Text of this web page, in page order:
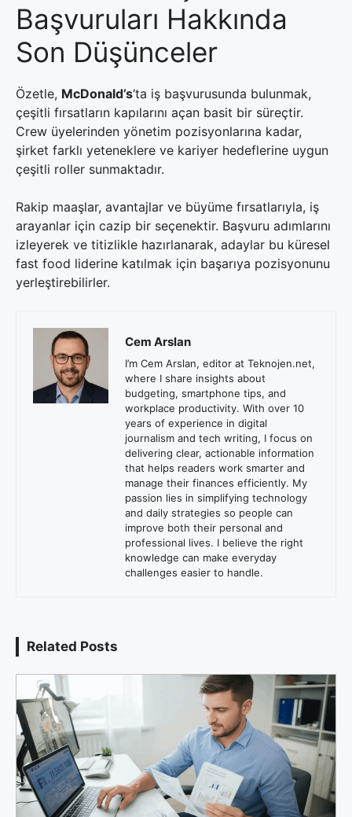
Başvuruları Hakkında
Son Düşünceler
Özetle, McDonald’s‘ta iş başvurusunda bulunmak,
çeşitli fırsatların kapılarını açan basit bir süreçtir.
Crew üyelerinden yönetim pozisyonlarına kadar,
şirket farklı yeteneklere ve kariyer hedeflerine uygun
çeşitli roller sunmaktadır.
Rakip maaşlar, avantajlar ve büyüme fırsatlarıyla, iş
arayanlar için cazip bir seçenektir. Başvuru adımlarını
izleyerek ve titizlikle hazırlanarak, adaylar bu küresel
fast food liderine katılmak için başarıya pozisyonunu
yerleştirebilirler.
Cem Arslan
I’m Cem Arslan, editor at Teknojen.net,
where I share insights about
budgeting, smartphone tips, and
workplace productivity. With over 10
years of experience in digital
journalism and tech writing, I focus on
delivering clear, actionable information
that helps readers work smarter and
manage their finances efficiently. My
passion lies in simplifying technology
and daily strategies so people can
improve both their personal and
professional lives. I believe the right
knowledge can make everyday
challenges easier to handle.
Related Posts